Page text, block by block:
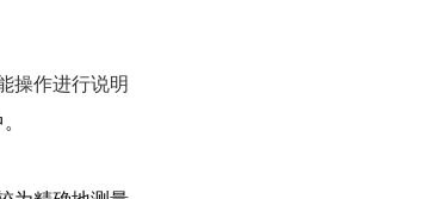
操作进行说明